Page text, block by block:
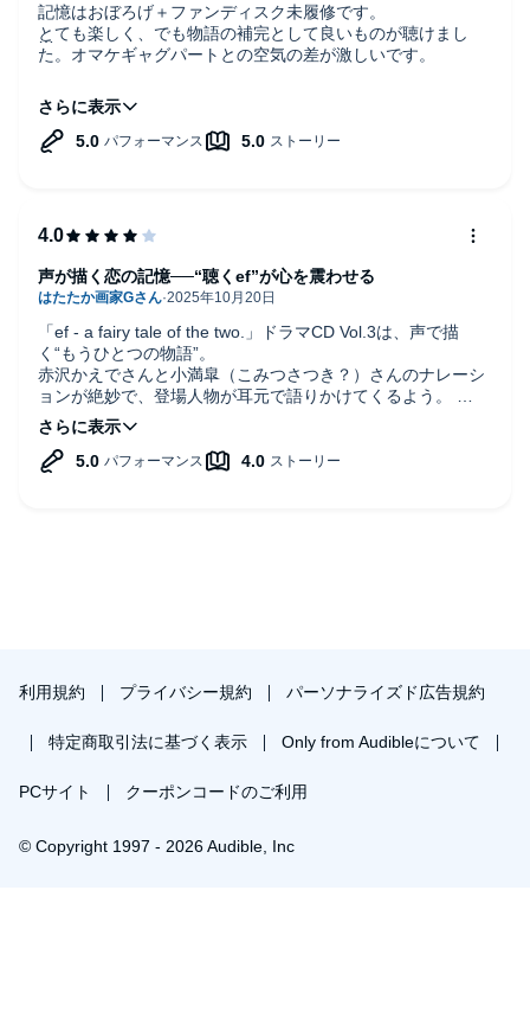
記憶はおぼろげ＋ファンディスク未履修です。
とても楽しく、でも物語の補完として良いものが聴けまし
た。オマケギャグパートとの空気の差が激しいです。
蓮治と久瀬以外のメインメンバーが全員登場。
皆さん芝居が上手い……
そして脚本は言葉選びやその並べ方が上手い。
「アンタなんかに、人の気持ちが分かるわけがないって。言
っちゃいけなかったの。それだけは。あの子にとって、こん
なにひどい言葉は無かったのに。
それなのにあの子は怒らなかった。怒ってもくれなかった。
怒ってくれたほうが、まだ良かったのに。」
もし初見でしたらこの理由はアニメで。制作はシャフトで
す。
Audibleのナレーター欄に2名しか書いていない(書けない？)
ので、本編のメインキャラクター順になっています。
メイン回でジャケットイラストにもなっている、
景役の桜井美鈴さん・
「ef - a fairy tale of the two.」ドラマCD Vol.3は、声で描
く“もうひとつの物語”。
赤沢かえでさんと小満皐（こみつさつき？）さんのナレーシ
ョンが絶妙で、登場人物が耳元で語りかけてくるよう。
BGMは最小限に抑えられ、沈黙の間までもが物語の一部とし
て響きます。
映像がなくても心情が伝わるのは、声の抑揚と息づかいの
声が描く恋の記憶──“聴くef”が心を震わせる
利用規約 プライバシー規約 パーソナライズド広告規約
特定商取引法に基づく表示 Only from Audibleについて
PCサイト クーポンコードのご利用
© Copyright 1997 - 2026 Audible, Inc